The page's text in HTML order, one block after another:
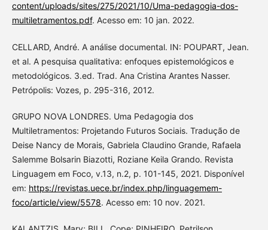
content/uploads/sites/275/2021/10/Uma-pedagogia-dos-
multiletramentos.pdf. Acesso em: 10 jan. 2022.
CELLARD, André. A análise documental. IN: POUPART, Jean.
et al. A pesquisa qualitativa: enfoques epistemológicos e
metodológicos. 3.ed. Trad. Ana Cristina Arantes Nasser.
Petrópolis: Vozes, p. 295-316, 2012.
GRUPO NOVA LONDRES. Uma Pedagogia dos
Multiletramentos: Projetando Futuros Sociais. Tradução de
Deise Nancy de Morais, Gabriela Claudino Grande, Rafaela
Salemme Bolsarin Biazotti, Roziane Keila Grando. Revista
Linguagem em Foco, v.13, n.2, p. 101-145, 2021. Disponível
em: https://revistas.uece.br/index.php/linguagemem-
foco/article/view/5578. Acesso em: 10 nov. 2021.